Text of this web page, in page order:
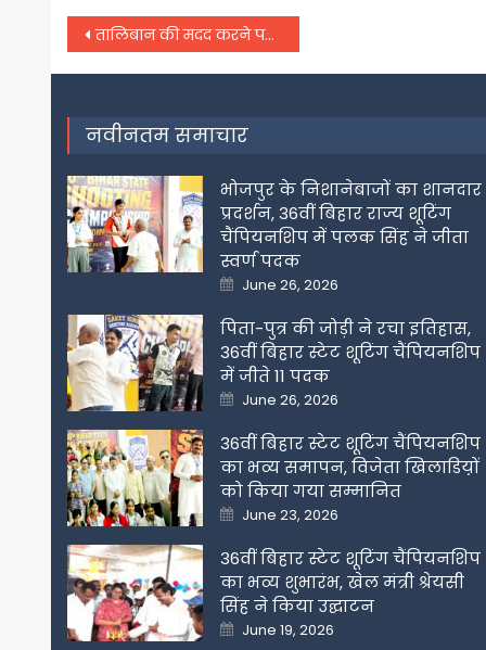
Post
navigation
तालिबान की मदद करने पर अमेरिका ने पाकिस्तान को दी ये बड़ी धमकी
नवीनतम समाचार
भोजपुर के निशानेबाजों का शानदार
प्रदर्शन, 36वीं बिहार राज्य शूटिंग
चैंपियनशिप में पलक सिंह ने जीता
स्वर्ण पदक
Posted
on
June 26, 2026
पिता-पुत्र की जोड़ी ने रचा इतिहास,
36वीं बिहार स्टेट शूटिंग चैंपियनशिप
में जीते 11 पदक
Posted
on
June 26, 2026
36वीं बिहार स्टेट शूटिंग चैंपियनशिप
का भव्य समापन, विजेता खिलाडिय़ों
को किया गया सम्मानित
Posted
on
June 23, 2026
36वीं बिहार स्टेट शूटिंग चैंपियनशिप
का भव्य शुभारंभ, खेल मंत्री श्रेयसी
सिंह ने किया उद्घाटन
Posted
on
June 19, 2026